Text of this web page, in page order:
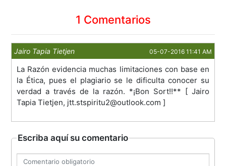
1 Comentarios
Jairo Tapia Tietjen 05-07-2016 11:41 AM
La Razón evidencia muchas limitaciones con base en
la Ética, pues el plagiario se le dificulta conocer su
verdad a través de la razón. *¡Bon Sort!!** [ Jairo
Tapia Tietjen, jtt.stspiritu2@outlook.com ]
Escriba aquí su comentario